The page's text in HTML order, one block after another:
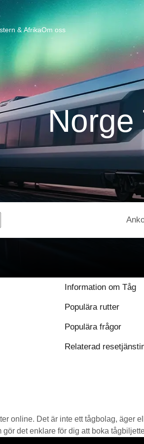
& AfrikaOm oss
Norge
Information om Tåg
Populära rutter
Populära frågor
Relaterad
online. Det är inte ett tågbolag, äger
det enklare för dig att boka